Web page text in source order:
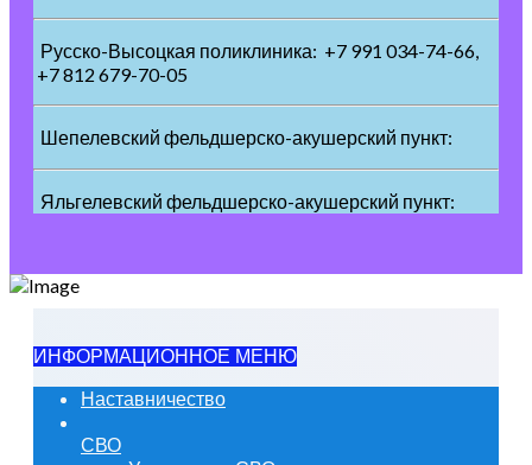
Русско-Высоцкая поликлиника: +7 991 034-74-66,
+7 812 679-70-05
Шепелевский фельдшерско-акушерский пункт:
Яльгелевский фельдшерско-акушерский пункт:
ИНФОРМАЦИОННОЕ МЕНЮ
Наставничество
СВО